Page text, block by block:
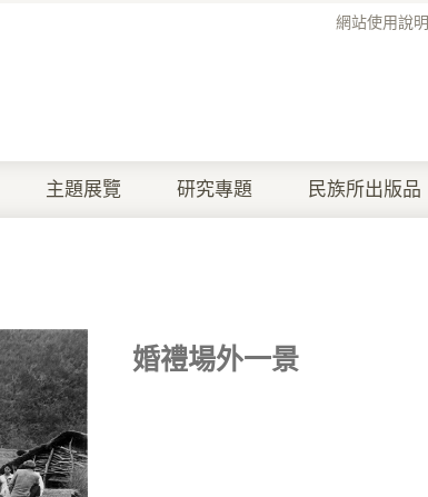
網站使用說明
主題展覽 研究專題 民族所出版品
婚禮場外一景